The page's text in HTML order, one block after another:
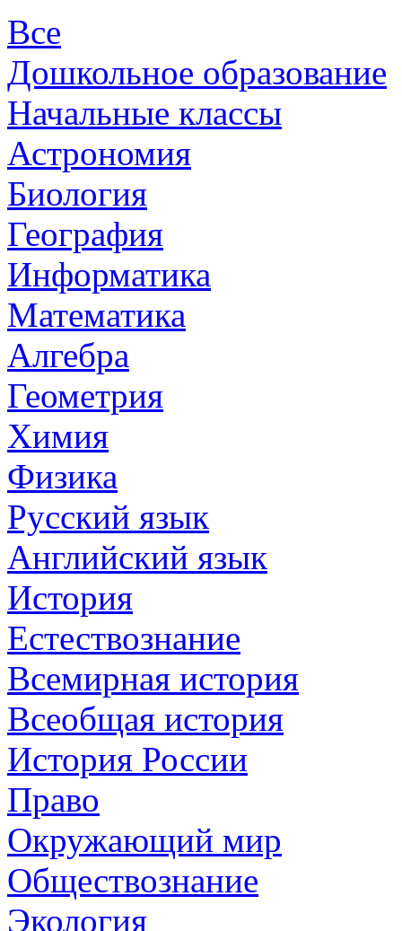
Все
Дошкольное образование
Начальные классы
Астрономия
Биология
География
Информатика
Математика
Алгебра
Геометрия
Химия
Физика
Русский язык
Английский язык
История
Естествознание
Всемирная история
Всеобщая история
История России
Право
Окружающий мир
Обществознание
Экология